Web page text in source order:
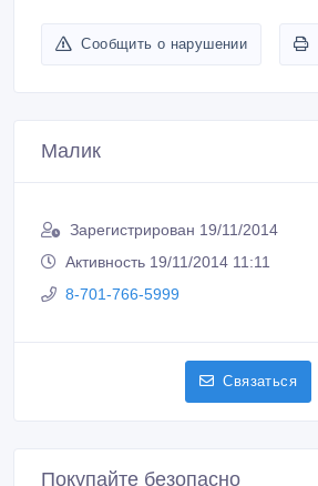
Сообщить о нарушении
Малик
Зарегистрирован 19/11/2014
Активность 19/11/2014 11:11
8-701-766-5999
Связаться
Покупайте безопасно